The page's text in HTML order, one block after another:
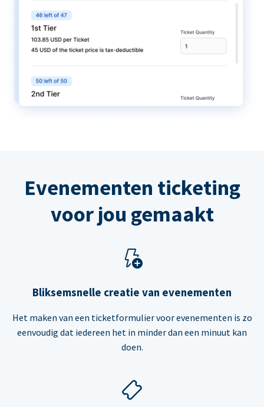
Evenementen ticketing
voor jou gemaakt
Bliksemsnelle creatie van evenementen
Het maken van een ticketformulier voor evenementen is zo
eenvoudig dat iedereen het in minder dan een minuut kan
doen.